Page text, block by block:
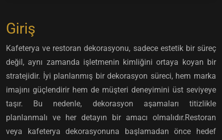
Giriş
Kafeterya ve restoran dekorasyonu, sadece estetik bir süreç
değil, aynı zamanda işletmenin kimliğini ortaya koyan bir
stratejidir. İyi planlanmış bir dekorasyon süreci, hem marka
imajını güçlendirir hem de müşteri deneyimini üst seviyeye
taşır. Bu nedenle, dekorasyon aşamaları titizlikle
planlanmalı ve her detayın bir amacı olmalıdır.Restoran
veya kafeterya dekorasyonuna başlamadan önce hedef